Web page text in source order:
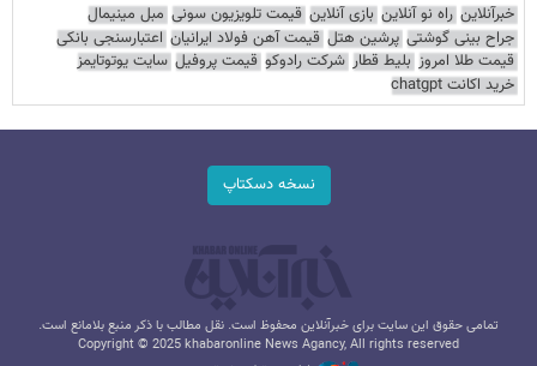
خبرآنلاین راه نو آنلاین بازی آنلاین قیمت تلویزیون سونی مبل مینیمال
جراح بینی گوشتی پرشین هتل قیمت آهن فولاد ایرانیان اعتبارسنجی بانکی
قیمت طلا امروز بلیط قطار شرکت رادوکو قیمت پروفیل سایت یوتوتایمز
خرید اکانت chatgpt
نسخه دسکتاپ
تمامی حقوق این سایت برای خبرآنلاین محفوظ است. نقل مطالب با ذکر منبع بلامانع است.
Copyright © 2025 khabaronline News Agancy, All rights reserved